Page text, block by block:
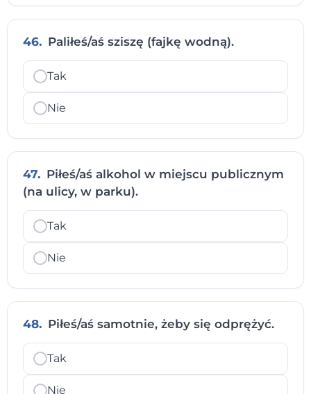
46. Paliłeś/aś sziszę (fajkę wodną).
Tak
Nie
47. Piłeś/aś alkohol w miejscu publicznym
(na ulicy, w parku).
Tak
Nie
48. Piłeś/aś samotnie, żeby się odprężyć.
Tak
Nie